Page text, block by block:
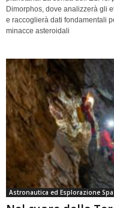
Dimorphos, dove analizzerà gli
e raccoglierà dati fondamentali
minacce asteroidali
Astronautica ed Esplorazione